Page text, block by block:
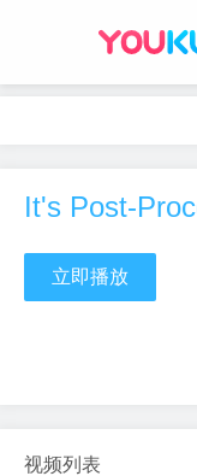
It's Post-
立即播放
视频列表